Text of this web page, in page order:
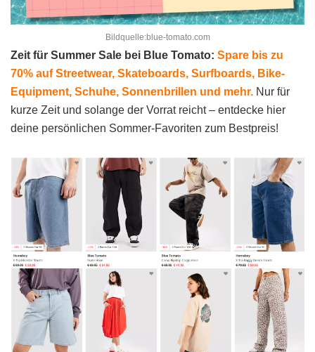
Bildquelle:blue-tomato.com
Zeit für Summer Sale bei Blue Tomato: Spare bis zu
70% auf Streetwear, Skateboards, Surfboards, Bike-
Equipment, Schuhe, Sonnenbrillen und mehr. Nur für
kurze Zeit und solange der Vorrat reicht – entdecke hier
deine persönlichen Sommer-Favoriten zum Bestpreis!